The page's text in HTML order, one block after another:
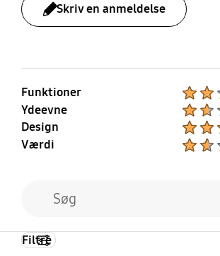
Skriv en anmeldelse
Funktioner
Ydeevne
Design
Værdi
Filtre